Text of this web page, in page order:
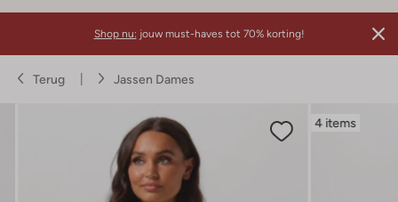
Shop nu: jouw must-haves tot 70% korting!
Terug Jassen Dames
4 items